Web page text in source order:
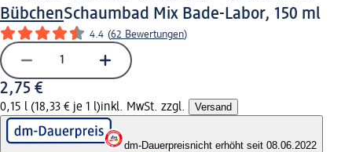
BübchenSchaumbad Mix Bade-Labor, 150 ml
4.4 (62 Bewertungen)
2,75 €
0,15 l (18,33 € je 1 l)inkl. MwSt. zzgl. Versand
dm-Dauerpreisnicht erhöht seit 08.06.2022